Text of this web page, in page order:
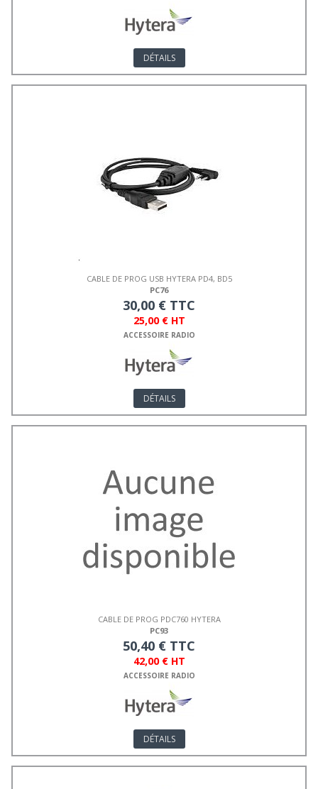
DÉTAILS
CABLE DE PROG USB HYTERA PD4, BD5
PC76
30,00 € TTC
25,00 € HT
ACCESSOIRE RADIO
DÉTAILS
CABLE DE PROG PDC760 HYTERA
PC93
50,40 € TTC
42,00 € HT
ACCESSOIRE RADIO
DÉTAILS